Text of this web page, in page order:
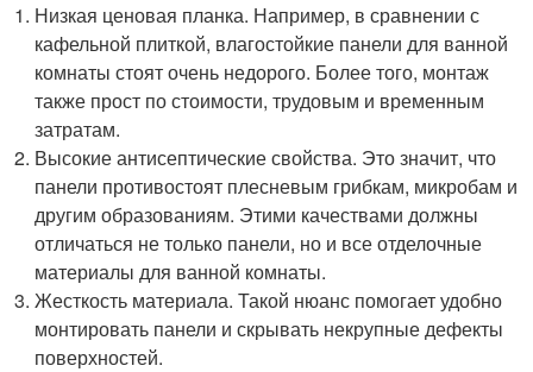
Низкая ценовая планка. Например, в сравнении с
кафельной плиткой, влагостойкие панели для ванной
комнаты стоят очень недорого. Более того, монтаж
также прост по стоимости, трудовым и временным
затратам.
Высокие антисептические свойства. Это значит, что
панели противостоят плесневым грибкам, микробам и
другим образованиям. Этими качествами должны
отличаться не только панели, но и все отделочные
материалы для ванной комнаты.
Жесткость материала. Такой нюанс помогает удобно
монтировать панели и скрывать некрупные дефекты
поверхностей.